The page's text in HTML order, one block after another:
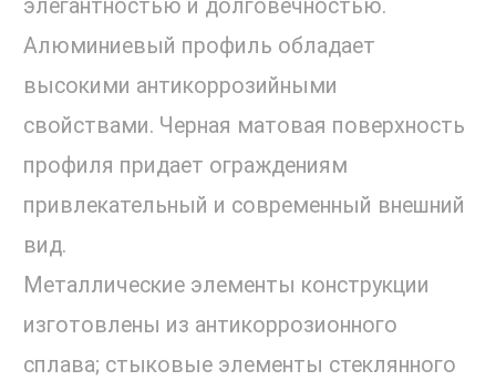
элегантностью и долговечностью.
Алюминиевый профиль обладает
высокими антикоррозийными
свойствами. Черная матовая поверхность
профиля придает ограждениям
привлекательный и современный внешний
вид.
Металлические элементы конструкции
изготовлены из антикоррозионного
сплава; стыковые элементы стеклянного